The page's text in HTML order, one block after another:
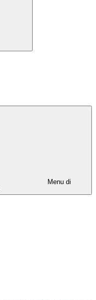
Menu di